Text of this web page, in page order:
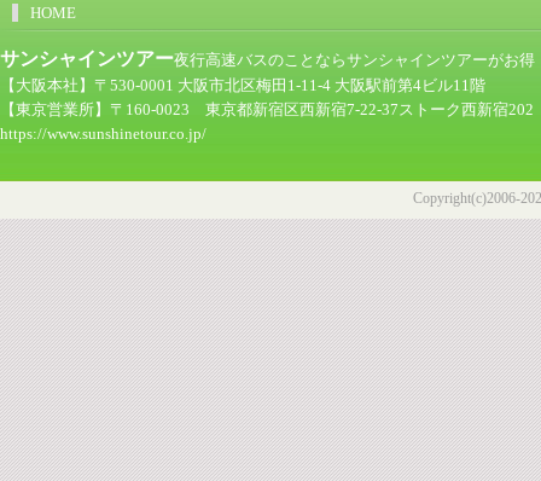
HOME
サンシャインツアー夜行高速バスのことならサンシャインツアーがお
【大阪本社】〒530-0001 大阪市北区梅田1-11-4 大阪駅前第4ビル11階
【東京営業所】〒160-0023 東京都新宿区西新宿7-22-37ストーク西新宿202
https://www.sunshinetour.co.jp/
Copyright(c)2006-